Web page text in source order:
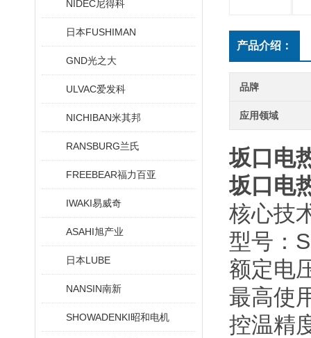
NIDEC尼得科
日本FUSHIMAN
GND光之大
ULVAC爱发科
NICHIBAN米其邦
RANSBURG兰氏
FREEBEAR福力百亚
IWAKI易威奇
ASAHI旭产业
日本LUBE
NANSIN南新
SHOWADENKI昭和电机
产品介绍：
品牌
应用领域
坂口电
坂口电
核心技
型号：
额定电
最高使
控温精